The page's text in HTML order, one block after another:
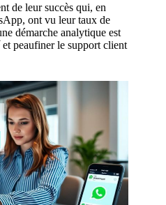
de leur succès qui, en
ont vu leur taux de
démarche analytique est
et peaufiner le support client